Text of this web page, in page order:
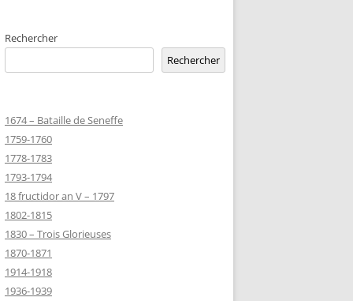
DE
MARIE
SUR-
Rechercher
Rechercher
1674 – Bataille de Seneffe
1759-1760
1778-1783
1793-1794
18 fructidor an V – 1797
1802-1815
1830 – Trois Glorieuses
1870-1871
1914-1918
1936-1939